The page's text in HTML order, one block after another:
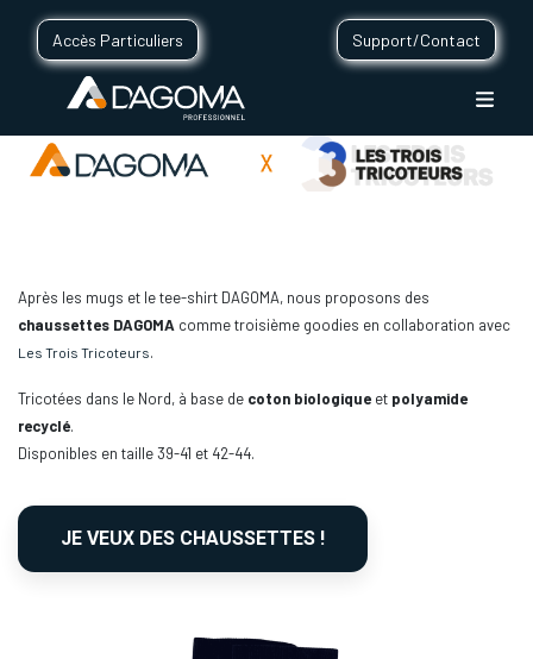
Accès Particuliers Support/Contact
Après les mugs et le tee-shirt DAGOMA, nous proposons des
chaussettes DAGOMA comme troisième goodies en collaboration avec
Les Trois Tricoteurs.
Tricotées dans le Nord, à base de coton biologique et polyamide
recyclé.
Disponibles en taille 39-41 et 42-44.
JE VEUX DES CHAUSSETTES !